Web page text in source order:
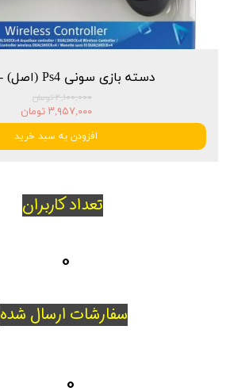
دسته بازی سونی Ps4 (اصل) - Orginal
۴,۱۰۰,۰۰۰ تومان
۳,۹۵۷,۰۰۰ تومان
افزودن به سبد خرید
تعداد کاربران
سفارشات ارسال شده
0
0